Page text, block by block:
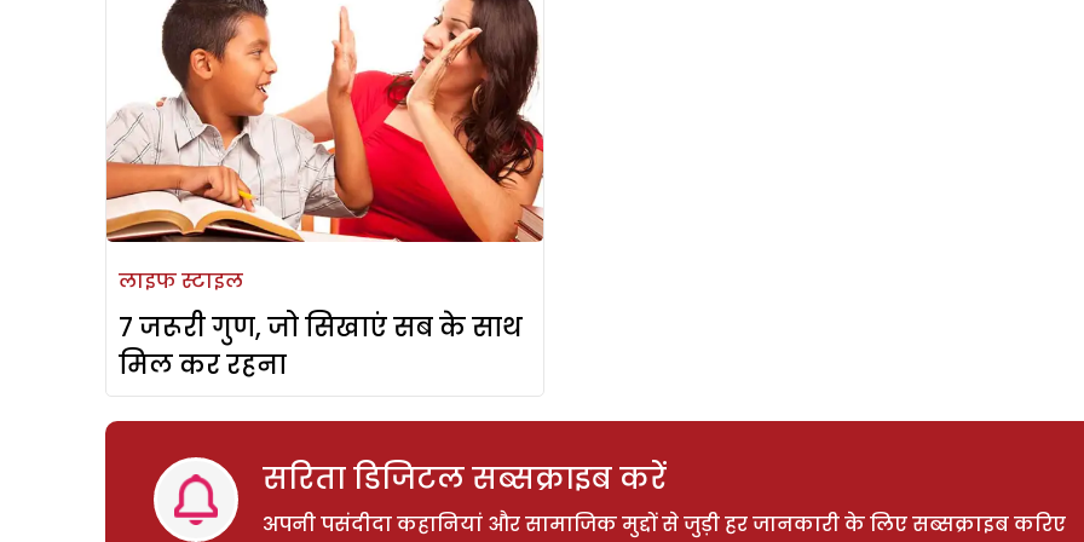
लाइफ स्टाइल
7 जरूरी गुण, जो सिखाएं सब के साथ
मिल कर रहना
सरिता डिजिटल सब्सक्राइब करें
अपनी पसंदीदा कहानियां और सामाजिक मुद्दों से जुड़ी हर जानकारी के लिए सब्सक्राइब करिए